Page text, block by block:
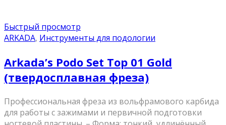
Быстрый просмотр
ARKADA, Инструменты для подологии
Arkada’s Podo Set Top 01 Gold
(твердосплавная фреза)
Профессиональная фреза из вольфрамового карбида
для работы с зажимами и первичной подготовки